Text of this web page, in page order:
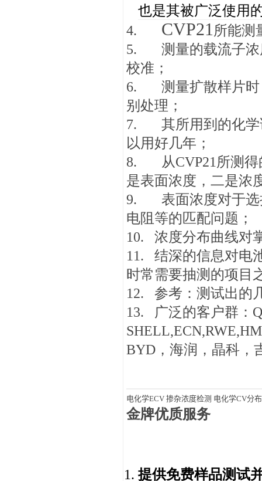
也是其被广泛使用
4. CVP21 所能测
5. 测量的载流子浓度
校准；
6. 测量扩散样片时
别处理；
7. 其所用到的化学
以用好几年；
8. 从CVP21所测得
是表面浓度，二是浓
9. 表面浓度对于选
电阻等的匹配问题；
10. 浓度分布曲线对
11. 结深的信息对电
时常需要抽测的项目
12. 参考：测试出的
13. 广泛的客户群：
BYD，海润，晶科
电化学ECV 掺杂浓度检测 电化学CV分
金牌优质服务
提供免费样品测试